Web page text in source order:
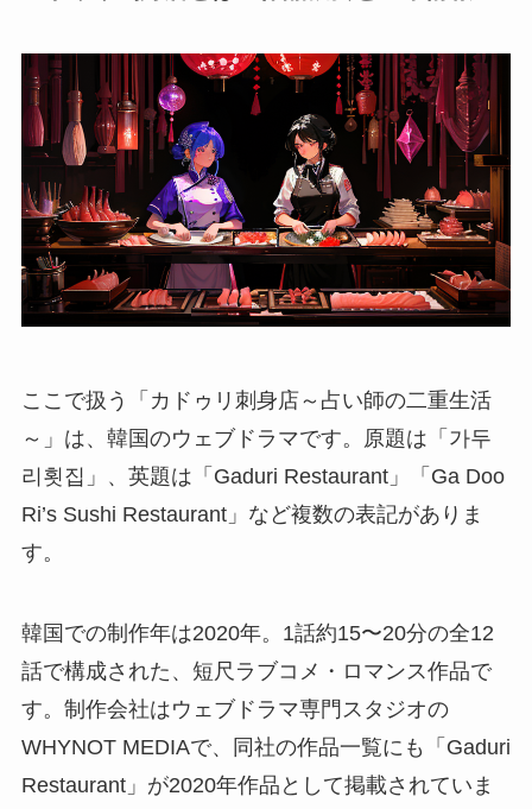
ここで扱う「カドゥリ刺身店～占い師の二重生活
～」は、韓国のウェブドラマです。原題は「가두
리횟집」、英題は「Gaduri Restaurant」「Ga Doo
Ri’s Sushi Restaurant」など複数の表記がありま
す。
韓国での制作年は2020年。1話約15〜20分の全12
話で構成された、短尺ラブコメ・ロマンス作品で
す。制作会社はウェブドラマ専門スタジオの
WHYNOT MEDIAで、同社の作品一覧にも「Gaduri
Restaurant」が2020年作品として掲載されていま